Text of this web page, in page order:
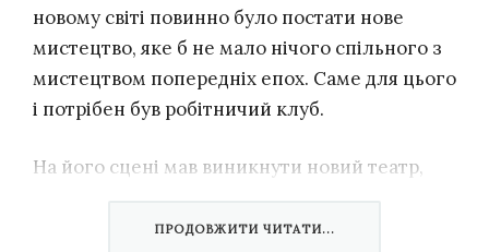
новому світі повинно було постати нове
мистецтво, яке б не мало нічого спільного з
мистецтвом попередніх епох. Саме для цього
і потрібен був робітничий клуб.
На його сцені мав виникнути новий театр,
людей про важливе. В цьому театрі не було
ПРОДОВЖИТИ ЧИТАТИ...